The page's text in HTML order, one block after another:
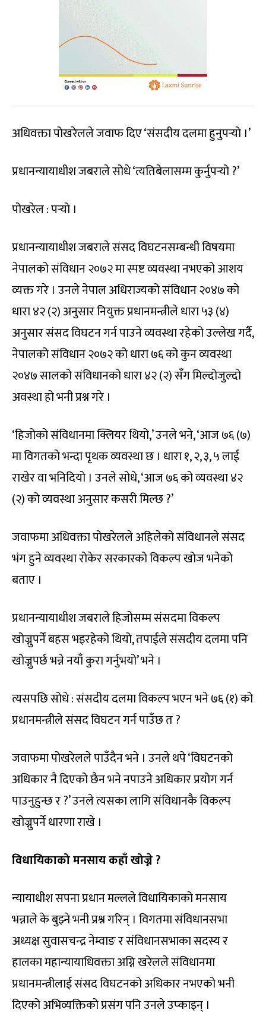
अधिवक्ता पोखरेलले जवाफ दिए ‘संसदीय दलमा हुनुपर्‍यो ।’
प्रधानन्यायाधीश जबराले सोधे ‘त्यतिबेलासम्म कुर्नुपर्‍यो ?’
पोखरेल : पर्‍यो ।
प्रधानन्यायाधीश जबराले संसद विघटनसम्बन्धी विषयमा
नेपालको संविधान २०७२ मा स्पष्ट व्यवस्था नभएको आशय
व्यक्त गरे । उनले नेपाल अधिराज्यको संविधान २०४७ को
धारा ४२ (२) अनुसार नियुक्त प्रधानमन्त्रीले धारा ५३ (४)
अनुसार संसद विघटन गर्न पाउने व्यवस्था रहेको उल्लेख गर्दै,
नेपालको संविधान २०७२ को धारा ७६ को कुन व्यवस्था
२०४७ सालको संविधानको धारा ४२ (२) सँग मिल्दोजुल्दो
अवस्था हो भनी प्रश्न गरे ।
‘हिजोको संविधानमा क्लियर थियो,’ उनले भने, ‘आज ७६ (७)
मा विगतको भन्दा पृथक व्यवस्था छ । धारा १, २, ३, ५ लाई
राखेर वा भनिदियो । उनले सोधे, ‘आज ७६ को व्यवस्था ४२
(२) को व्यवस्था अनुसार कसरी मिल्छ ?’
जवाफमा अधिवक्ता पोखरेलले अहिलेको संविधानले संसद
भंग हुने व्यवस्था रोकेर सरकारको विकल्प खोज भनेको
बताए ।
प्रधानन्यायाधीश जबराले हिजोसम्म संसदमा विकल्प
खोज्नुपर्ने बहस भइरहेको थियो, तपाईले संसदीय दलमा पनि
खोज्नुपर्छ भन्ने नयाँ कुरा गर्नुभयो’ भने ।
त्यसपछि सोधे : संसदीय दलमा विकल्प भएन भने ७६ (१) को
प्रधानमन्त्रीले संसद विघटन गर्न पाउँछ त ?
जवाफमा पोखरेलले पाउँदैन भने । उनले थपे ‘विघटनको
अधिकार नै दिएको छैन भने नपाउने अधिकार प्रयोग गर्न
पाउनुहुन्छ र ?’ उनले त्यसका लागि संविधानकै विकल्प
खोज्नुपर्ने धारणा राखे ।
विधायिकाको मनसाय कहाँ खोज्ने ?
न्यायाधीश सपना प्रधान मल्लले विधायिकाको मनसाय
भन्नाले के बुझ्ने भनी प्रश्न गरिन् । विगतमा संविधानसभा
अध्यक्ष सुवासचन्द्र नेम्वाङ र संविधानसभाका सदस्य र
हालका महान्यायाधिवक्ता अग्नि खरेलले संविधानमा
प्रधानमन्त्रीलाई संसद विघटनको अधिकार नभएको भनी
दिएको अभिव्यक्तिको प्रसंग पनि उनले उप्काइन् ।